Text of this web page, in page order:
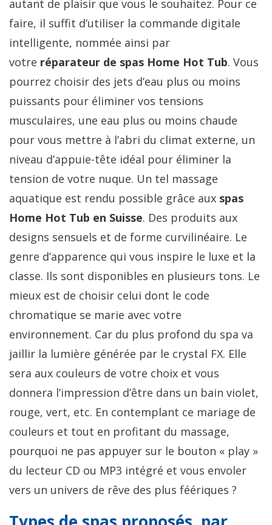
autant de plaisir que vous le souhaitez. Pour ce
faire, il suffit d’utiliser la commande digitale
intelligente, nommée ainsi par
votre réparateur de spas Home Hot Tub. Vous
pourrez choisir des jets d’eau plus ou moins
puissants pour éliminer vos tensions
musculaires, une eau plus ou moins chaude
pour vous mettre à l’abri du climat externe, un
niveau d’appuie-tête idéal pour éliminer la
tension de votre nuque. Un tel massage
aquatique est rendu possible grâce aux spas
Home Hot Tub en Suisse. Des produits aux
designs sensuels et de forme curvilinéaire. Le
genre d’apparence qui vous inspire le luxe et la
classe. Ils sont disponibles en plusieurs tons. Le
mieux est de choisir celui dont le code
chromatique se marie avec votre
environnement. Car du plus profond du spa va
jaillir la lumière générée par le crystal FX. Elle
sera aux couleurs de votre choix et vous
donnera l’impression d’être dans un bain violet,
rouge, vert, etc. En contemplant ce mariage de
couleurs et tout en profitant du massage,
pourquoi ne pas appuyer sur le bouton « play »
du lecteur CD ou MP3 intégré et vous envoler
vers un univers de rêve des plus féériques ?